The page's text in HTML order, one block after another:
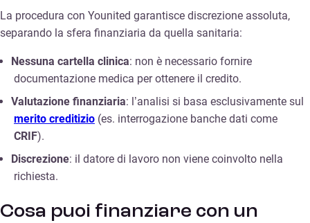
La procedura con Younited garantisce discrezione assoluta,
separando la sfera finanziaria da quella sanitaria:
Nessuna cartella clinica: non è necessario fornire
documentazione medica per ottenere il credito.
Valutazione finanziaria: l’analisi si basa esclusivamente sul
merito creditizio (es. interrogazione banche dati come
CRIF).
Discrezione: il datore di lavoro non viene coinvolto nella
richiesta.
Cosa puoi finanziare con un